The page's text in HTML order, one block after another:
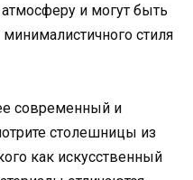
и могут быть
стиля
современный и
столешницы из
как искусственный